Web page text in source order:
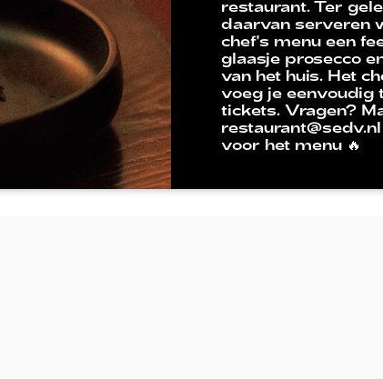
restaurant. Ter
daarvan serveren
chef's menu een
glaasje prosecco
van het huis. Het
voeg je eenvoudig
tickets. Vragen?
voor het menu 🔥